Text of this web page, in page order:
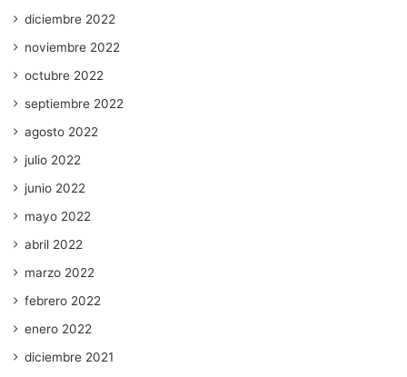
diciembre 2022
noviembre 2022
octubre 2022
septiembre 2022
agosto 2022
julio 2022
junio 2022
mayo 2022
abril 2022
marzo 2022
febrero 2022
enero 2022
diciembre 2021